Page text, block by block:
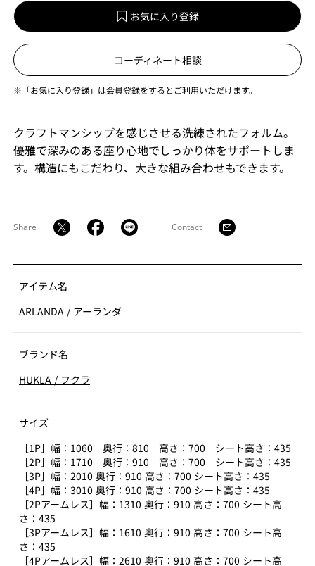
お気に入り登録
コーディネート相談
※「お気に入り登録」は会員登録をするとご利用いただけます。
クラフトマンシップを感じさせる洗練されたフォルム。
優雅で深みのある座り心地でしっかり体をサポートしま
す。構造にもこだわり、大きな組み合わせもできます。
Share Contact
アイテム名
ARLANDA / アーランダ
ブランド名
HUKLA / フクラ
サイズ
［1P］幅：1060 奥行：810 高さ：700 シート高さ：435
［2P］幅：1710 奥行：910 高さ：700 シート高さ：435
［3P］幅：2010 奥行：910 高さ：700 シート高さ：435
［4P］幅：3010 奥行：910 高さ：700 シート高さ：435
［2Pアームレス］幅：1310 奥行：910 高さ：700 シート高
さ：435
［3Pアームレス］幅：1610 奥行：910 高さ：700 シート高
さ：435
［4Pアームレス］幅：2610 奥行：910 高さ：700 シート高